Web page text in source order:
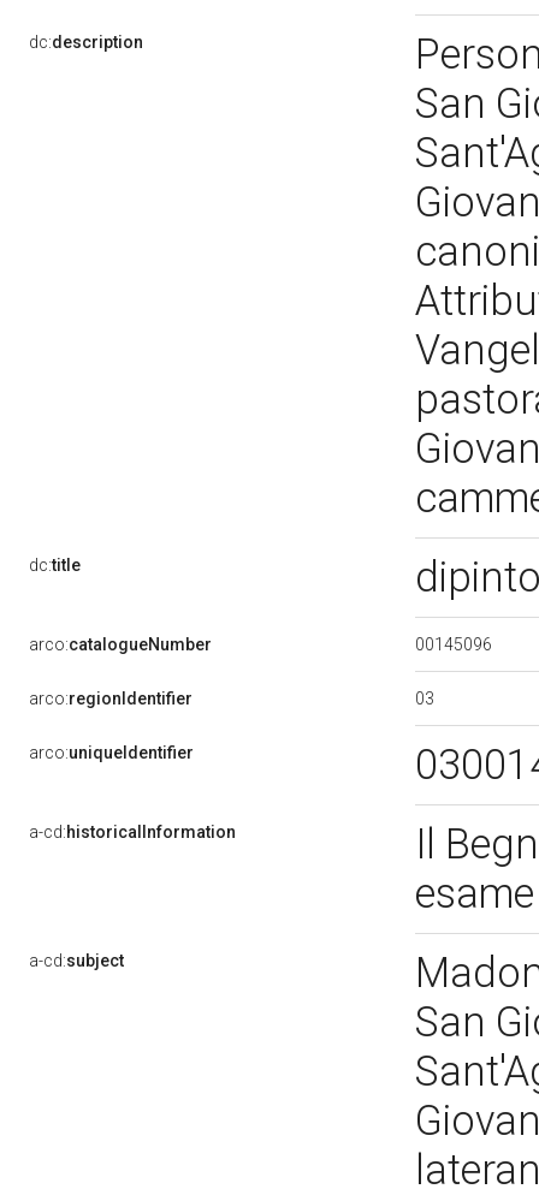
dc:description
San
dc:title
arco:catalogueNumber 00145096
arco:regionIdentifier 03
arco:uniqueIdentifier
a-cd:historicalInformation
Il
a-cd:subject
San